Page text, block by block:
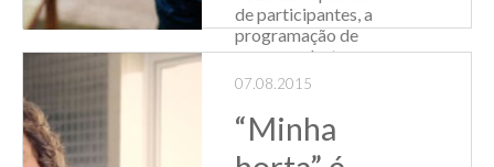
de participantes, a
programação de
cursos, palestras e
workshops terá
sábados, em
horário alternativo
ao exped...
07.08.2015
“Minha